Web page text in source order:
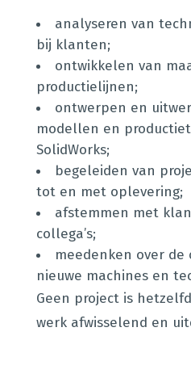
analyseren van
bij klanten;
ontwikkelen van
productielijnen;
ontwerpen en
modellen en
SolidWorks;
begeleiden van
tot en met oplevering;
afstemmen met
collega’s;
meedenken over de
nieuwe machines en
Geen project is
werk afwisselend en